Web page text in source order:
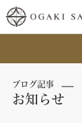
ブログ記事
お知らせ